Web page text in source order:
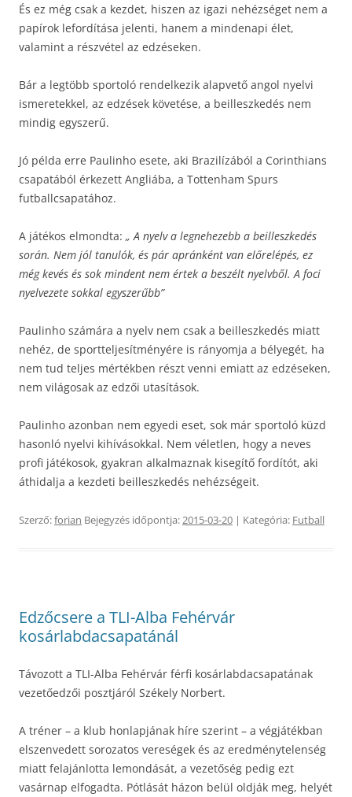
És ez még csak a kezdet, hiszen az igazi nehézséget nem a
papírok lefordítása jelenti, hanem a mindenapi élet,
valamint a részvétel az edzéseken.
Bár a legtöbb sportoló rendelkezik alapvető angol nyelvi
ismeretekkel, az edzések követése, a beilleszkedés nem
mindig egyszerű.
Jó példa erre Paulinho esete, aki Brazilízából a Corinthians
csapatából érkezett Angliába, a Tottenham Spurs
futballcsapatához.
A játékos elmondta: „ A nyelv a legnehezebb a beilleszkedés
során. Nem jól tanulók, és pár apránként van előrelépés, ez
még kevés és sok mindent nem értek a beszélt nyelvből. A foci
nyelvezete sokkal egyszerűbb”
Paulinho számára a nyelv nem csak a beilleszkedés miatt
nehéz, de sportteljesítményére is rányomja a bélyegét, ha
nem tud teljes mértékben részt venni emiatt az edzéseken,
nem világosak az edzői utasítások.
Paulinho azonban nem egyedi eset, sok már sportoló küzd
hasonló nyelvi kihívásokkal. Nem véletlen, hogy a neves
profi játékosok, gyakran alkalmaznak kisegítő fordítót, aki
áthidalja a kezdeti beilleszkedés nehézségeit.
Szerző:forian Bejegyzés időpontja: 2015-03-20 | Kategória: Futball
Edzőcsere a TLI-Alba Fehérvár
kosárlabdacsapatánál
Távozott a TLI-Alba Fehérvár férfi kosárlabdacsapatának
vezetőedzői posztjáról Székely Norbert.
A tréner – a klub honlapjának híre szerint – a végjátékban
elszenvedett sorozatos vereségek és az eredménytelenség
miatt felajánlotta lemondását, a vezetőség pedig ezt
vasárnap elfogadta. Pótlását házon belül oldják meg, helyét